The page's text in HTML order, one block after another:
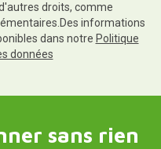
droits, comme
informations
dans notre Politique
données
sans rien